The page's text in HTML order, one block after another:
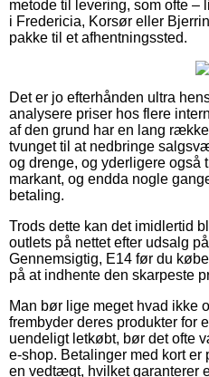
metode til levering, som ofte –
i Fredericia, Korsør eller
pakke til et afhentningssted.
Det er jo efterhånden ultra
analysere priser hos flere
af den grund har en lang
tvunget til at nedbringe
og drenge, og yderligere også
markant, og endda nogle
betaling.
Trods dette kan det imidlertid
outlets på nettet efter udsalg
Gennemsigtig, E14 før du
på at indhente den skarpeste
Man bør lige meget hvad ikke
frembyder deres produkter for
uendeligt letkøbt, bør det ofte
e-shop. Betalinger med kort
en vedtægt, hvilket garanterer